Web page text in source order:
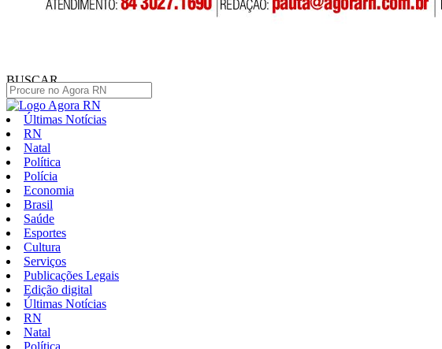
BUSCAR
Últimas Notícias
RN
Natal
Política
Polícia
Economia
Brasil
Saúde
Esportes
Cultura
Serviços
Publicações Legais
Edição digital
Últimas Notícias
RN
Natal
Política